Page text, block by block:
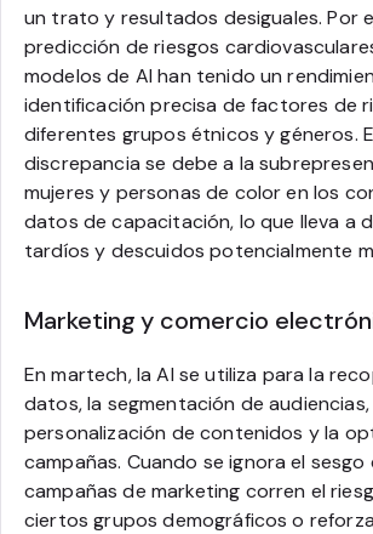
un trato y resultados desiguales. Por
predicción de riesgos
modelos de AI han tenido un
identificación precisa de factores de
diferentes grupos étnicos y géneros.
discrepancia se debe a la
mujeres y personas de color en los
datos de capacitación, lo que lleva a
tardíos y descuidos potencialmente
Marketing y comercio
En martech, la AI se utiliza para la
datos, la segmentación de audiencias,
personalización de contenidos y la
campañas. Cuando se ignora el sesgo
campañas de marketing corren el
ciertos grupos demográficos o